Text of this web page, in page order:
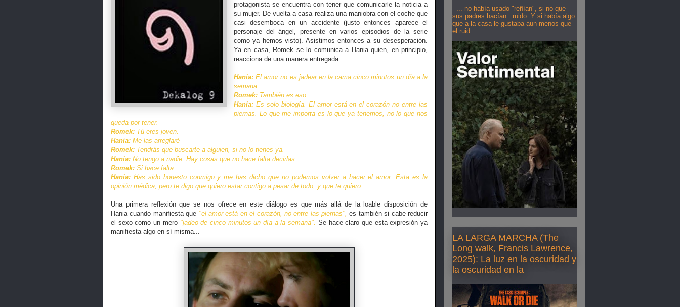
protagonista se encuentra con tener que comunicarle la noticia a
su mujer. De vuelta a casa realiza una maniobra con el coche que
casi desemboca en un accidente (justo entonces aparece el
personaje del ángel, presente en varios episodios de la serie
como ya hemos visto). Asistimos entonces a su desesperación.
Ya en casa, Romek se lo comunica a Hania quien, en principio,
reacciona de una manera entregada:
Hania:El amor no es jadear en la cama cinco minutos un día a la
semana.
Romek: También es eso.
Hania: Es solo biología. El amor está en el corazón no entre las
piernas. Lo que me importa es lo que ya tenemos, no lo que nos
queda por tener.
Romek: Tú eres joven.
Hania: Me las arreglaré
Romek: Tendrás que buscarte a alguien, si no lo tienes ya.
Hania: No tengo a nadie. Hay cosas que no hace falta decirlas.
Romek: Si hace falta.
Hania: Has sido honesto conmigo y me has dicho que no podemos volver a hacer el amor. Esta es la
opinión médica, pero te digo que quiero estar contigo a pesar de todo, y que te quiero.
Una primera reflexión que se nos ofrece en este diálogo es que más allá de la loable disposición de
Hania cuando manifiesta que "el amor está en el corazón, no entre las piernas",es también si cabe reducir
el sexo como un mero "jadeo de cinco minutos un día a la semana". Se hace claro que esta expresión ya
manifiesta algo en sí misma...
... no había usado "reñían", si no que
sus padres hacían ruido. Y si había algo
que a la casa le gustaba aun menos que
el ruid...
LA LARGA MARCHA (The
Long walk, Francis Lawrence,
2025): La luz en la oscuridad y
la oscuridad en la